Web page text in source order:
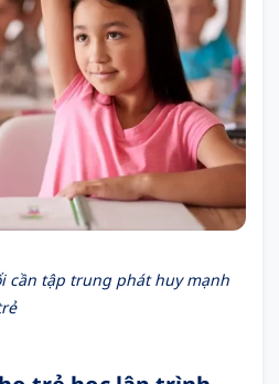
cần tập trung phát huy mạnh